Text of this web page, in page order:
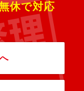
休で対応